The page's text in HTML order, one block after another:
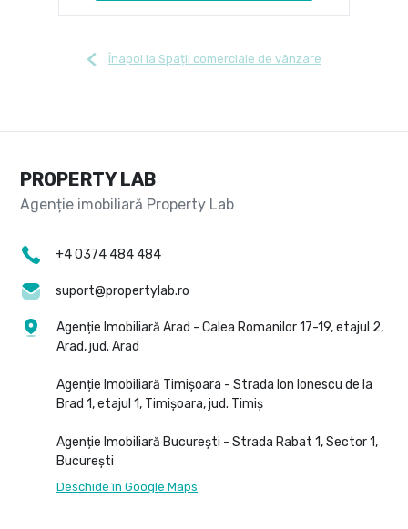
Înapoi la Spații comerciale de vânzare
PROPERTY LAB
+4 0374 484 484
suport@propertylab.ro
Agenție Imobiliară Arad - Calea Romanilor 17-19, etajul 2,
Arad, jud. Arad
Agenție Imobiliară Timișoara - Strada Ion Ionescu de la
Brad 1, etajul 1, Timișoara, jud. Timiș
Agenție Imobiliară București - Strada Rabat 1, Sector 1,
București
Deschide în Google Maps